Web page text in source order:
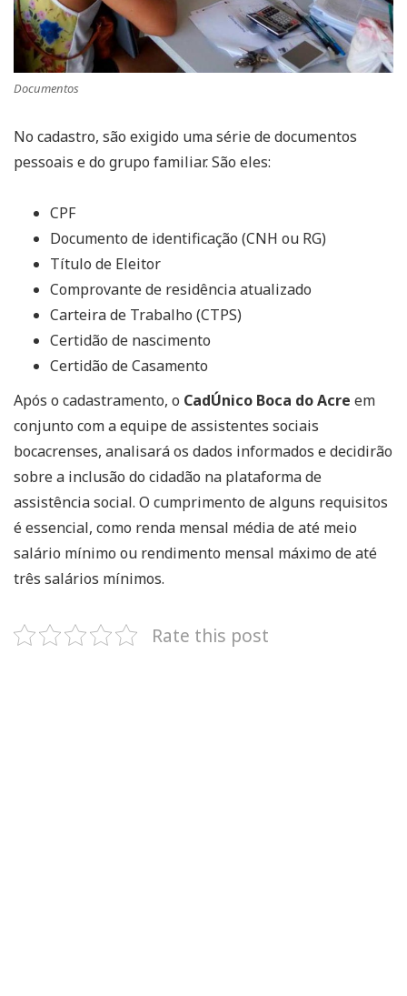
Documentos
No cadastro, são exigido uma série de documentos
pessoais e do grupo familiar. São eles:
CPF
Documento de identificação (CNH ou RG)
Título de Eleitor
Comprovante de residência atualizado
Carteira de Trabalho (CTPS)
Certidão de nascimento
Certidão de Casamento
Após o cadastramento, o CadÚnico Boca do Acre em
conjunto com a equipe de assistentes sociais
bocacrenses, analisará os dados informados e decidirão
sobre a inclusão do cidadão na plataforma de
assistência social. O cumprimento de alguns requisitos
é essencial, como renda mensal média de até meio
salário mínimo ou rendimento mensal máximo de até
três salários mínimos.
Rate this post